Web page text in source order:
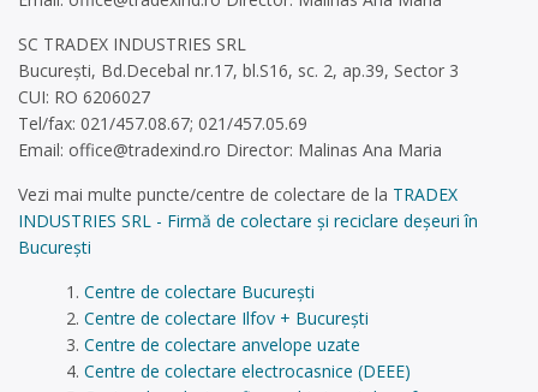
SC TRADEX INDUSTRIES SRL
București, Bd.Decebal nr.17, bl.S16, sc. 2, ap.39, Sector 3
CUI: RO 6206027
Tel/fax: 021/457.08.67; 021/457.05.69
Email: office@tradexind.ro Director: Malinas Ana Maria
Vezi mai multe puncte/centre de colectare de la TRADEX
INDUSTRIES SRL - Firmă de colectare și reciclare deșeuri în
București
Centre de colectare București
Centre de colectare Ilfov + București
Centre de colectare anvelope uzate
Centre de colectare electrocasnice (DEEE)